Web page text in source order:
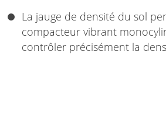
La jauge de densité du sol
compacteur vibrant
contrôler précisément la